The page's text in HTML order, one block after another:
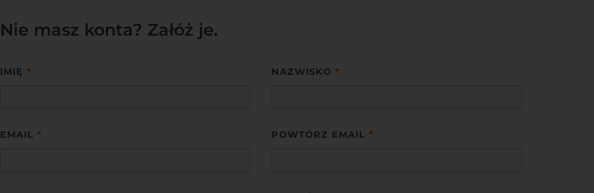
Nie masz konta? Załóż je.
IMIĘ * NAZWISKO *
EMAIL * POWTÓRZ EMAIL *